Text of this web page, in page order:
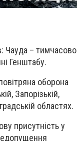
Чауда – тимчасово
Генштабу.
оборона
Запорізькій,
областях.
присутність у